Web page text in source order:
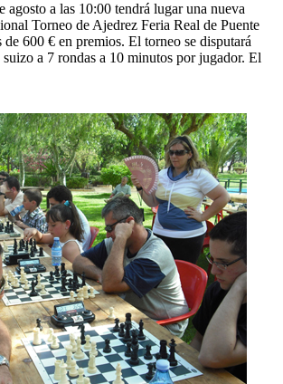
a las 10:00 tendrá lugar una nueva
Torneo de Ajedrez Feria Real de Puente
600 € en premios. El torneo se disputará
suizo a 7 rondas a 10 minutos por jugador. El